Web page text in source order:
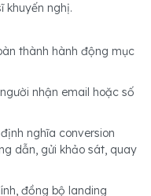
khuyến nghị.
thành hành động mục
nhận email hoặc số
nghĩa conversion
dẫn, gửi khảo sát, quay
đồng bộ landing